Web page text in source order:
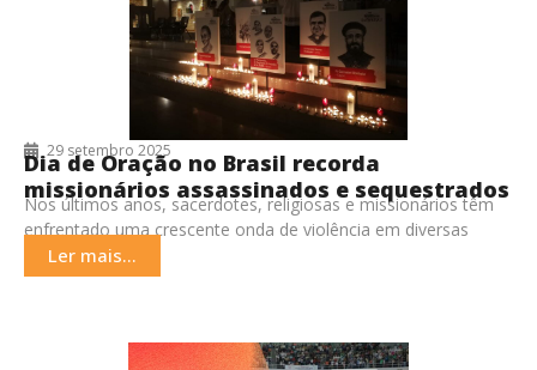
29 setembro 2025
Dia de Oração no Brasil recorda
missionários assassinados e sequestrados
em todo o mundo
Nos últimos anos, sacerdotes, religiosas e missionários têm
enfrentado uma crescente onda de violência em diversas
regiões do mundo. Entre 2022 e 2025, mais
Ler mais...